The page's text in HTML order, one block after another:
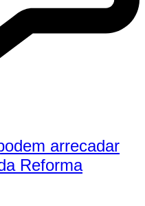
arrecadar
Reforma